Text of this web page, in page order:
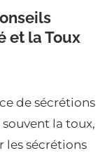
et la Toux
de sécrétions
la toux,
les sécrétions